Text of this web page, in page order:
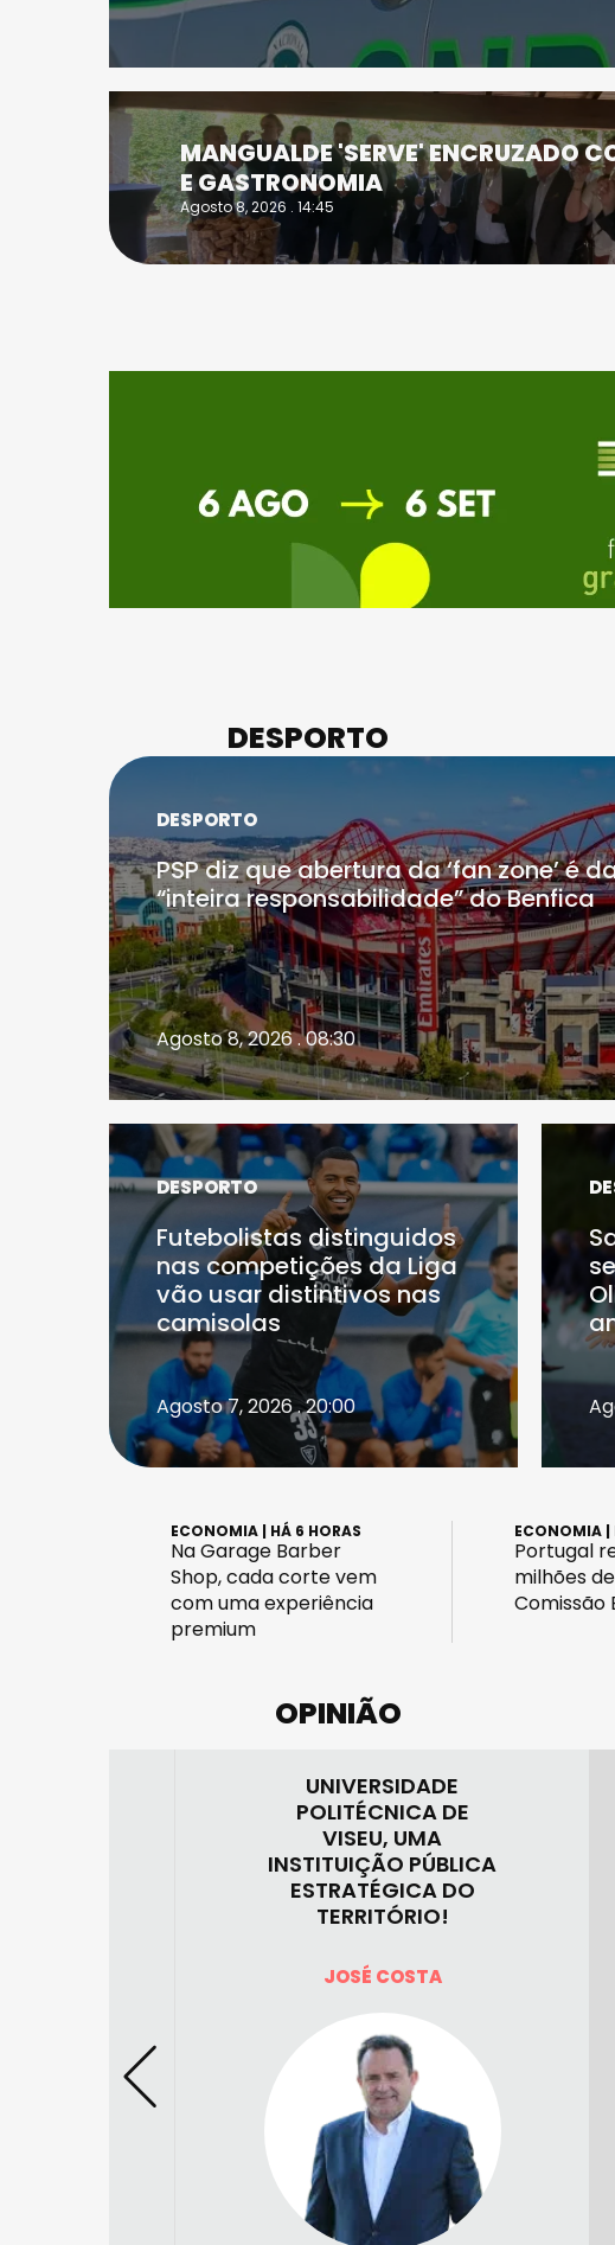
Julho
MANGUALDE 'SERVE' ENCRUZADO
E GASTRONOMIA
Agosto 8, 2026 . 14:45
DESPORTO
DESPORTO
PSP diz que abertura da ‘fan zone’ é
“inteira responsabilidade” do Benfica
Agosto 8, 2026 . 08:30
DESPORTO
Futebolistas distinguidos
nas competições da Liga
vão usar distintivos nas
camisolas
Agosto 7, 2026 . 20:00
ECONOMIA | HÁ 6 HORAS
Na Garage Barber
Shop, cada corte vem
com uma experiência
premium
ECONOMIA |
Portugal
milhões
Comissão
OPINIÃO
UNIVERSIDADE
POLITÉCNICA DE
VISEU, UMA
INSTITUIÇÃO PÚBLICA
ESTRATÉGICA DO
TERRITÓRIO!
JOSÉ COSTA